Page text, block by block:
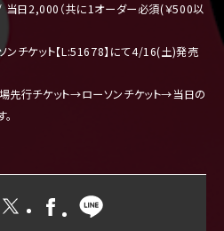
日2,000（共に1オーダー必須(￥500以
ンチケット【L:51678】にて4/16(土)発売
先行チケット→ローソンチケット→当日の